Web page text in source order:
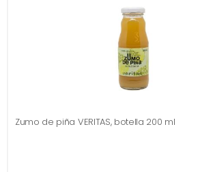
Zumo de piña VERITAS, botella 200 ml